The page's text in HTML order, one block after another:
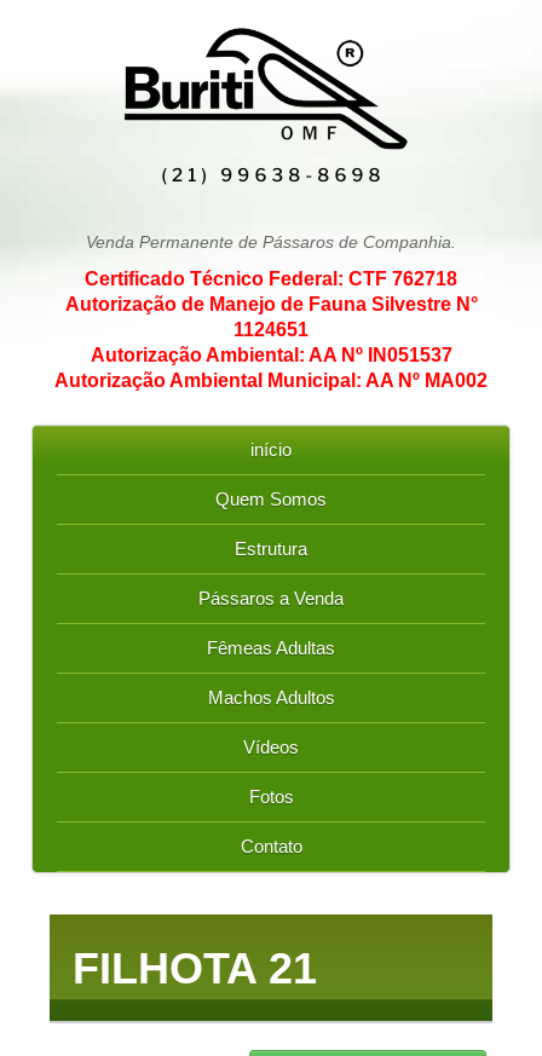
Venda Permanente de Pássaros de Companhia.
Certificado Técnico Federal: CTF 762718
Autorização de Manejo de Fauna Silvestre N°
1124651
Autorização Ambiental: AA Nº IN051537
Autorização Ambiental Municipal: AA Nº MA002
início
Quem Somos
Estrutura
Pássaros a Venda
Fêmeas Adultas
Machos Adultos
Vídeos
Fotos
Contato
FILHOTA 21